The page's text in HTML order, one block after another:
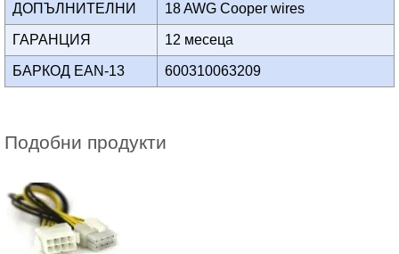
ДОПЪЛНИТЕЛНИ 18 AWG Cooper wires
ГАРАНЦИЯ 12 месеца
БАРКОД EAN-13 600310063209
Подобни продукти